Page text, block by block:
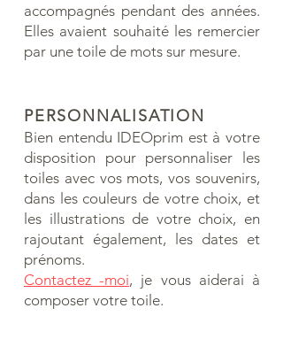
accompagnés pendant des années.
Elles avaient souhaité les remercier
par une toile de mots sur mesure.
PERSONNALISATION
Bien entendu IDEOprim est à votre
disposition pour personnaliser les
toiles avec vos mots, vos souvenirs,
dans les couleurs de votre choix, et
les illustrations de votre choix, en
rajoutant également, les dates et
prénoms.
Contactez -moi, je vous aiderai à
composer votre toile.